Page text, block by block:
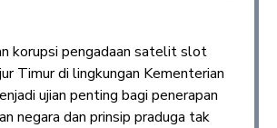
korupsi pengadaan satelit slot
Timur di lingkungan Kementerian
ujian penting bagi penerapan
negara dan prinsip praduga tak